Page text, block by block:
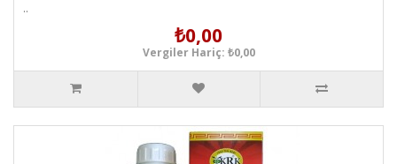
..
₺0,00
Vergiler Hariç: ₺0,00